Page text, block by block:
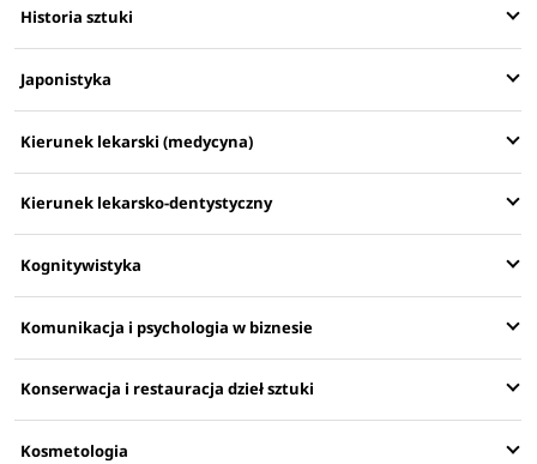
Historia sztuki
Japonistyka
Kierunek lekarski (medycyna)
Kierunek lekarsko-dentystyczny
Kognitywistyka
Komunikacja i psychologia w biznesie
Konserwacja i restauracja dzieł sztuki
Kosmetologia